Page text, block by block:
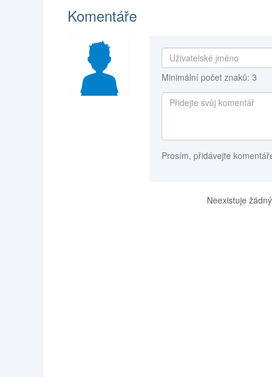
Komentáře
Minimální počet znaků: 3
Prosím, přidávejte
Neexistuje